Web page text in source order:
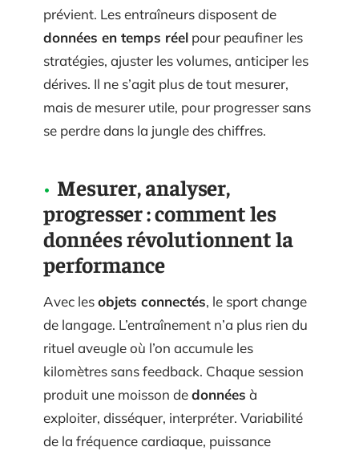
prévient. Les entraîneurs disposent de
données en temps réel pour peaufiner les
stratégies, ajuster les volumes, anticiper les
dérives. Il ne s’agit plus de tout mesurer,
mais de mesurer utile, pour progresser sans
se perdre dans la jungle des chiffres.
Mesurer, analyser,
progresser : comment les
données révolutionnent la
performance
Avec lesobjets connectés, le sport change
de langage. L’entraînement n’a plus rien du
rituel aveugle où l’on accumule les
kilomètres sans feedback. Chaque session
produit une moisson dedonnées à
exploiter, disséquer, interpréter. Variabilité
de la fréquence cardiaque, puissance